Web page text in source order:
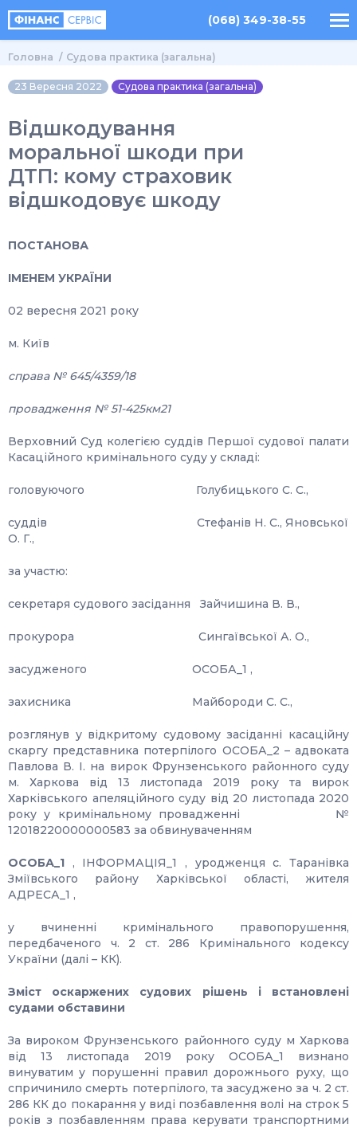
(068) 349-38-55
Головна Судова практика (загальна)
23 Вересня 2022 Судова практика (загальна)
Відшкодування
моральної шкоди при
ДТП: кому страховик
відшкодовує шкоду
ПОСТАНОВА
ІМЕНЕМ УКРАЇНИ
02 вересня 2021 року
м. Київ
справа № 645/4359/18
провадження № 51-425км21
Верховний Суд колегією суддів Першої судової палати
Касаційного кримінального суду у складі:
головуючого Голубицького С. С.,
суддів Стефанів Н. С., Яновської
О. Г.,
за участю:
секретаря судового засідання Зайчишина В. В.,
прокурора Сингаївської А. О.,
засудженого ОСОБА_1 ,
захисника Майбороди С. С.,
розглянув у відкритому судовому засіданні касаційну
скаргу представника потерпілого ОСОБА_2 – адвоката
Павлова В. І. на вирок Фрунзенського районного суду
м. Харкова від 13 листопада 2019 року та вирок
Харківського апеляційного суду від 20 листопада 2020
року у кримінальному провадженні №
12018220000000583 за обвинуваченням
ОСОБА_1 , ІНФОРМАЦІЯ_1 , уродженця с. Таранівка
Зміївського району Харківської області, жителя
АДРЕСА_1 ,
у вчиненні кримінального правопорушення,
передбаченого ч. 2 ст. 286 Кримінального кодексу
України (далі – КК).
Зміст оскаржених судових рішень і встановлені
судами обставини
За вироком Фрунзенського районного суду м Харкова
від 13 листопада 2019 року ОСОБА_1 визнано
винуватим у порушенні правил дорожнього руху, що
спричинило смерть потерпілого, та засуджено за ч. 2 ст.
286 КК до покарання у виді позбавлення волі на строк 5
років з позбавленням права керувати транспортними